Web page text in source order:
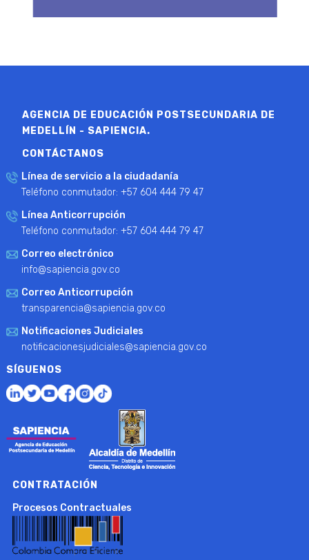
AGENCIA DE EDUCACIÓN POSTSECUNDARIA DE
MEDELLÍN - SAPIENCIA.
CONTÁCTANOS
Línea de servicio a la ciudadanía
Teléfono conmutador: +57 604 444 79 47
Línea Anticorrupción
Teléfono conmutador: +57 604 444 79 47
Correo electrónico
info@sapiencia.gov.co
Correo Anticorrupción
transparencia@sapiencia.gov.co
Notificaciones Judiciales
notificacionesjudiciales@sapiencia.gov.co
SÍGUENOS
CONTRATACIÓN
Procesos Contractuales